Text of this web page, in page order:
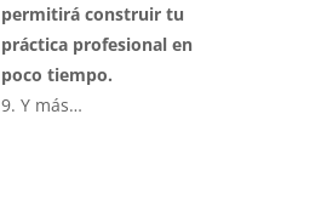
permitirá construir tu
práctica profesional en
poco tiempo.
9. Y más…